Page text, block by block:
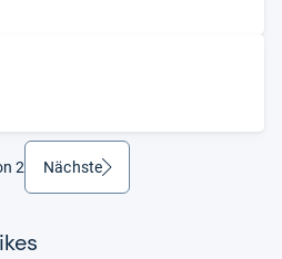
2 Nächsteweiter